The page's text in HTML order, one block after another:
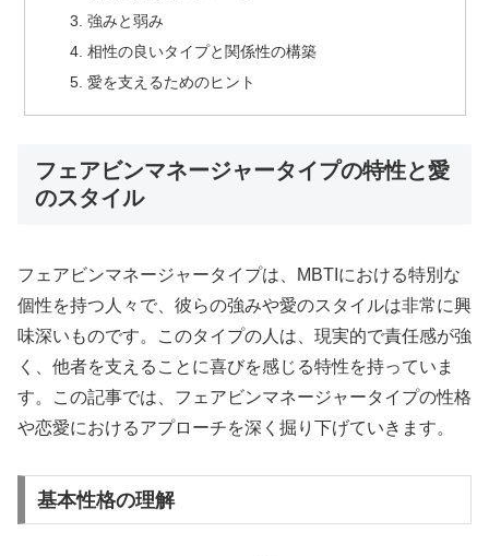
強みと弱み
相性の良いタイプと関係性の構築
愛を支えるためのヒント
フェアビンマネージャータイプの特性と愛
のスタイル
フェアビンマネージャータイプは、MBTIにおける特別な
個性を持つ人々で、彼らの強みや愛のスタイルは非常に興
味深いものです。このタイプの人は、現実的で責任感が強
く、他者を支えることに喜びを感じる特性を持っていま
す。この記事では、フェアビンマネージャータイプの性格
や恋愛におけるアプローチを深く掘り下げていきます。
基本性格の理解